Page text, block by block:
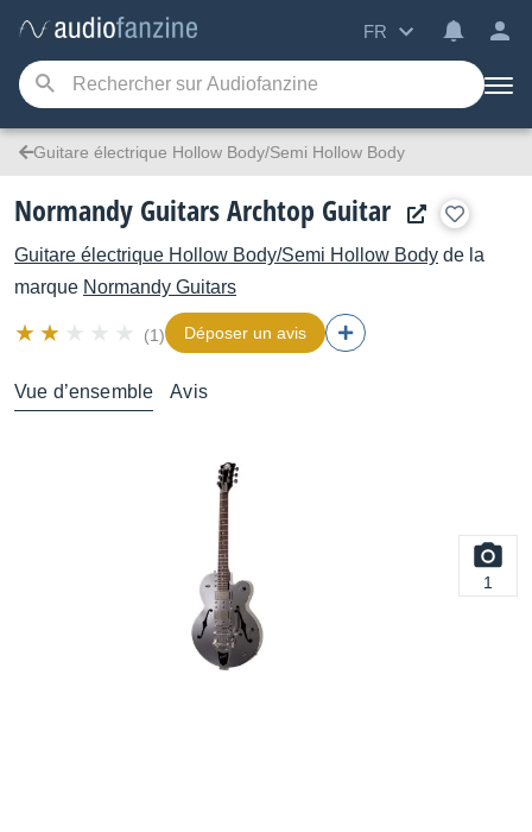
FR
Guitare électrique Hollow Body/Semi Hollow Body
Normandy Guitars Archtop Guitar
Guitare électrique Hollow Body/Semi Hollow Body de la
marque Normandy Guitars
(1) Déposer un avis
Vue d’ensemble Avis
1